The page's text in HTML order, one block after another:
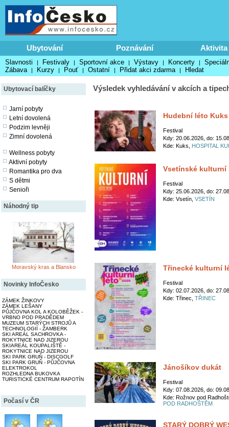
Ubytování Poznávání Aktivita
Slavnosti | Festivaly | Sportovní akce | Výstavy | Koncerty |
Zábava
| Kurzy | Pouť | Ostatní | Přidat akci zdarma | Hledat
Ubytovací balíčky
Jarní pobyty
Letní dovolená
Podzim levněji
Zimní dovolená
Wellness pobyty
Aktivní pobyty
Romantika pro dva
S dětmi
Senioři
Náhodný tip
Moravský kras a Blansko
Novinky InfoČesko
ZÁMEK ŽINKOVY
ZÁMEK LEŠANY
PŮJČOVNA KOL A KOLOBĚŽEK -
VRBNO POD PRADĚDEM
MUZEUM STARÝCH STROJŮ A
TECHNOLOGIÍ - ŽAMBERK
SKI AREÁL SACHROVKA -
ROKYTNICE NAD JIZEROU
SKIAREÁL KOUPALIŠTĚ -
ROKYTNICE NAD JIZEROU
SKI PARK GRUŇ - DISCGOLF
SKI PARK GRUŇ - PŮJČOVNA
ELEKTROKOL
ROZHLEDNA BUKOVKA
TURISTICKÉ CENTRUM RAPOTÍN
Počasí v ČR
Výsledek vyhledávání v akcích a
Hudební léto Kuks
Festival
Kdy: 20.06.2026, do:
Kde: Kuks, HOSPITAL
Vsetínské kulturní
Festival
Kdy: 25.06.2026, do:
Kde: Vsetín, VSETÍN
Třinecké kulturní
Festival
Kdy: 02.07.2026, do:
Kde: Třinec, TŘINEC
Jánošíkov dukát
Festival
Kdy: 07.08.2026, do:
Kde: Rožnov pod
POD RADHOŠTĚM
STARÝ DOBRÝ